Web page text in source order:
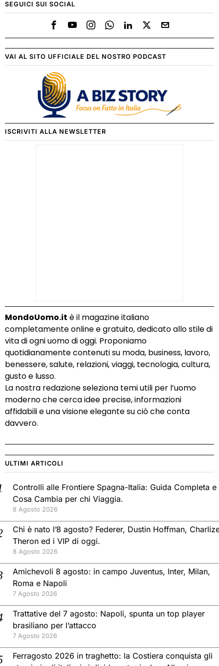
SEGUICI SUI SOCIAL
VAI AL SITO UFFICIALE DEL NOSTRO PODCAST
ISCRIVITI ALLA NEWSLETTER
MondoUomo.it è il magazine italiano
completamente online e gratuito, dedicato allo stile di
vita di ogni uomo di oggi. Proponiamo
quotidianamente contenuti su moda, business, lavoro,
benessere, salute, relazioni, viaggi, tecnologia, cultura,
gusto e lusso.
La nostra redazione seleziona temi utili per l’uomo
moderno che cerca idee precise, informazioni
affidabili e una visione elegante su ciò che conta
davvero.
ULTIMI ARTICOLI
Controlli alle Frontiere Spagna-Italia: Guida Completa e
Cosa Cambia per chi Viaggia.
8 Agosto 2026
Chi è nato l’8 agosto? Federer, Dustin Hoffman,
Theron ed i VIP di oggi.
8 Agosto 2026
Amichevoli 8 agosto: in campo Juventus, Inter, Milan,
Roma e Napoli
7 Agosto 2026
Trattative del 7 agosto: Napoli, spunta un top player
brasiliano per l’attacco
7 Agosto 2026
Ferragosto 2026 in traghetto: la Costiera conquista gli